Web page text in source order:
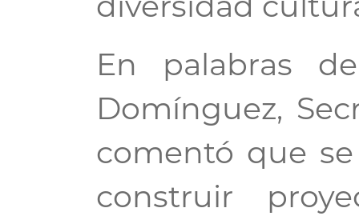
En palabras
Domínguez,
comentó que
construir